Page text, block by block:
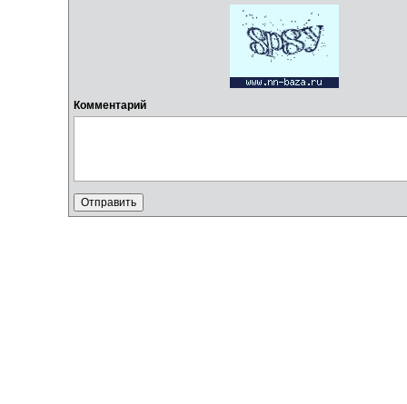
Комментарий